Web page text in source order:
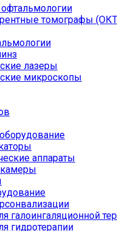
томографы
лазеры
микроскопы
аппараты
галоингаляционной
гидротерапии